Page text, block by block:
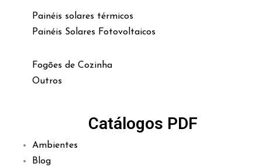
Painéis solares térmicos
Painéis Solares Fotovoltaicos
Fogões de Cozinha
Outros
Catálogos PDF
Ambientes
Blog